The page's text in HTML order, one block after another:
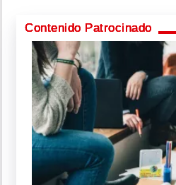
Contenido Patrocinado